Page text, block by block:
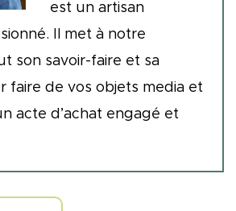
est un artisan
Il met à notre
son savoir-faire et sa
faire de vos objets media et
acte d’achat engagé et